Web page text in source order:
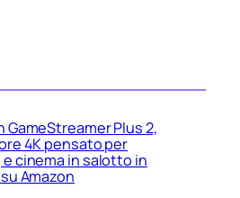
GameStreamer Plus 2,
4K pensato per
cinema in salotto in
Amazon